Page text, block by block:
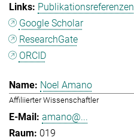
Publikationsreferenzen
Google Scholar
ResearchGate
ORCID
Noel Amano
Affiliierter Wissenschaftler
amano@...
019